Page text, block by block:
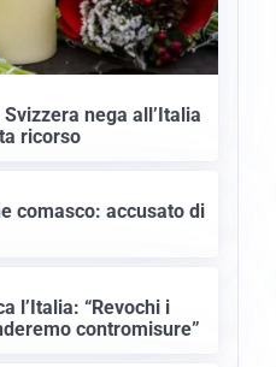
nega all’Italia
ricorso
comasco: accusato di
l’Italia: “Revochi i
contromisure”